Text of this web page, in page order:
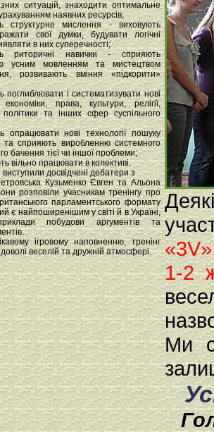
ситуацій, знаходити оптимальне
наявних ресурсів;
структурне мислення - виховують
свої думки, будувати логічні
в них суперечності;
риторичні навички - сприяють
усним мовленням та мистецтвом
розвивають вміння «підкорити»
поглиблювати і систематизувати нові
права, культури, релігії,
політики та інших сфер суспільного
опрацювати нові технології пошуку
та сприяють виробленню системного
бачення тієї чи іншої проблеми;
вільно працювати в колективі.
досвідчені дебатери з
Кузьменко Євген та Альона
розповіли учасникам тренінгу про
парламентського формату
є найпоширенішим у світі й в Україні,
побудови аргументів та
ігровому наповненню, тренінг
веселій та дружній атмосфері.
1-2
Ми